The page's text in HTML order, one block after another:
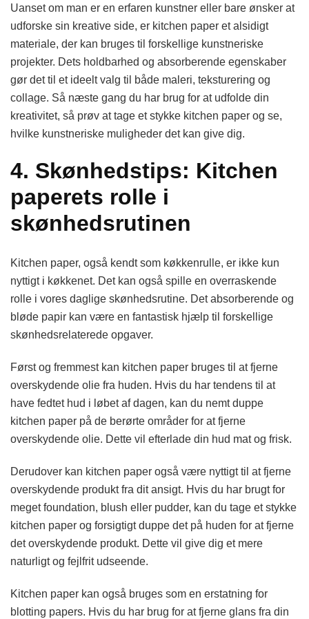
Uanset om man er en erfaren kunstner eller bare ønsker at
udforske sin kreative side, er kitchen paper et alsidigt
materiale, der kan bruges til forskellige kunstneriske
projekter. Dets holdbarhed og absorberende egenskaber
gør det til et ideelt valg til både maleri, teksturering og
collage. Så næste gang du har brug for at udfolde din
kreativitet, så prøv at tage et stykke kitchen paper og se,
hvilke kunstneriske muligheder det kan give dig.
4. Skønhedstips: Kitchen
paperets rolle i
skønhedsrutinen
Kitchen paper, også kendt som køkkenrulle, er ikke kun
nyttigt i køkkenet. Det kan også spille en overraskende
rolle i vores daglige skønhedsrutine. Det absorberende og
bløde papir kan være en fantastisk hjælp til forskellige
skønhedsrelaterede opgaver.
Først og fremmest kan kitchen paper bruges til at fjerne
overskydende olie fra huden. Hvis du har tendens til at
have fedtet hud i løbet af dagen, kan du nemt duppe
kitchen paper på de berørte områder for at fjerne
overskydende olie. Dette vil efterlade din hud mat og frisk.
Derudover kan kitchen paper også være nyttigt til at fjerne
overskydende produkt fra dit ansigt. Hvis du har brugt for
meget foundation, blush eller pudder, kan du tage et stykke
kitchen paper og forsigtigt duppe det på huden for at fjerne
det overskydende produkt. Dette vil give dig et mere
naturligt og fejlfrit udseende.
Kitchen paper kan også bruges som en erstatning for
blotting papers. Hvis du har brug for at fjerne glans fra din